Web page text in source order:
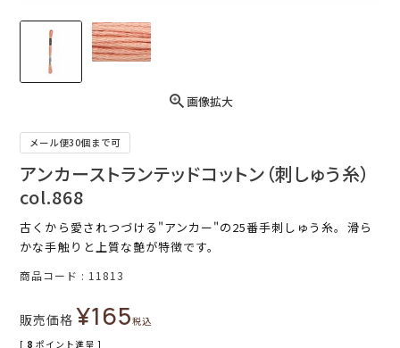
画像拡大
メール便30個まで可
アンカーストランテッドコットン（刺しゅう糸）
col.868
古くから愛されつづける"アンカー"の25番手刺しゅう糸。滑ら
かな手触りと上質な艶が特徴です。
商品コード 11813
販売価格 ¥165税込
[ 8 ポイント進呈 ]